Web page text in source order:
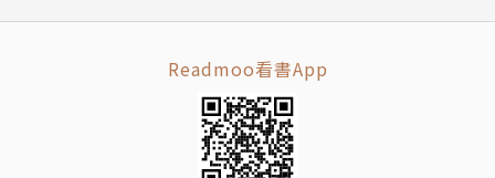
Readmoo看書App